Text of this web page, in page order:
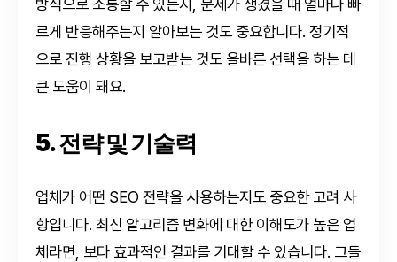
르게 반응해주는지 알아보는 것도 중요합니다. 정기적
으로 진행 상황을 보고받는 것도 올바른 선택을 하는 데
큰 도움이 돼요.
5. 전략 및 기술력
업체가 어떤 SEO 전략을 사용하는지도 중요한 고려 사
항입니다. 최신 알고리즘 변화에 대한 이해도가 높은 업
체라면, 보다 효과적인 결과를 기대할 수 있습니다. 그들